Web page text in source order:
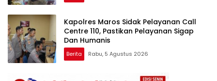
Kapolres Maros Sidak Pelayanan Call
Centre 110, Pastikan Pelayanan Sigap
Dan Humanis
Berita Rabu, 5 Agustus 2026